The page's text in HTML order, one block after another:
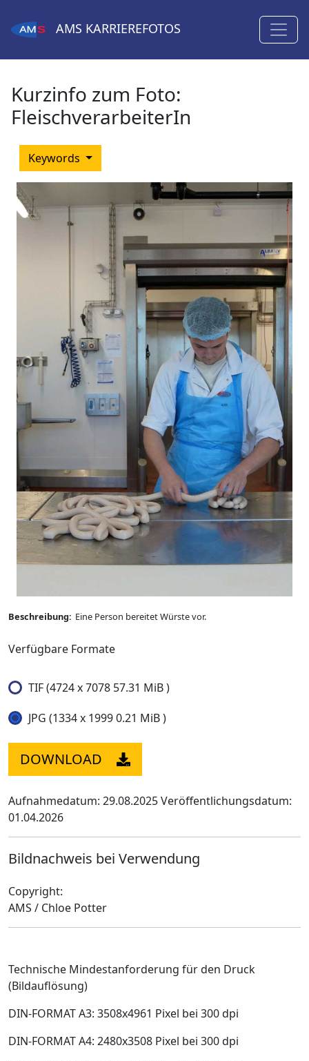
AMS KARRIEREFOTOS
Kurzinfo zum Foto:
FleischverarbeiterIn
Keywords
Beschreibung: Eine Person bereitet Würste vor.
Verfügbare Formate
TIF (4724 x 7078 57.31 MiB )
JPG (1334 x 1999 0.21 MiB )
DOWNLOAD
Aufnahmedatum: 29.08.2025Veröffentlichungsdatum:
01.04.2026
Bildnachweis bei Verwendung
Copyright:
AMS / Chloe Potter
Technische Mindestanforderung für den Druck
(Bildauflösung)
DIN-FORMAT A3: 3508x4961 Pixel bei 300 dpi
DIN-FORMAT A4: 2480x3508 Pixel bei 300 dpi